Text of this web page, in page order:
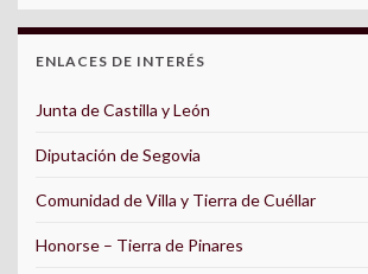
ENLACES DE INTERÉS
Junta de Castilla y León
Diputación de Segovia
Comunidad de Villa y Tierra de Cuéllar
Honorse – Tierra de Pinares